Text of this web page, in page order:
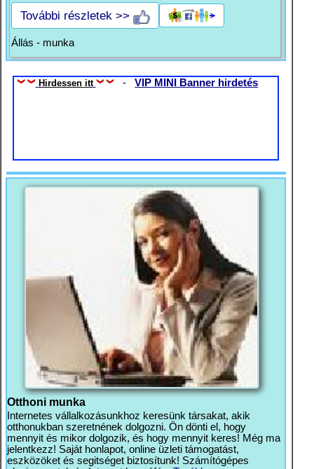
További részletek >>
Állás - munka
Hirdessen itt -VIP MINI Banner hirdetés
Otthoni munka
Internetes vállalkozásunkhoz keresünk társakat, akik
otthonukban szeretnének dolgozni. Ön dönti el, hogy
mennyit és mikor dolgozik, és hogy mennyit keres! Még ma
jelentkezz! Saját honlapot, online üzleti támogatást,
eszközöket és segitséget biztosítunk! Számítógépes